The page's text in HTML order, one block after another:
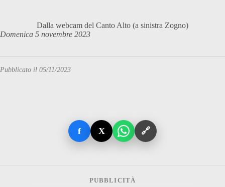
Dalla webcam del Canto Alto (a sinistra Zogno)
Domenica 5 novembre 2023
Pubblicato il 05/11/2023
f X 🔗
PUBBLICITÀ